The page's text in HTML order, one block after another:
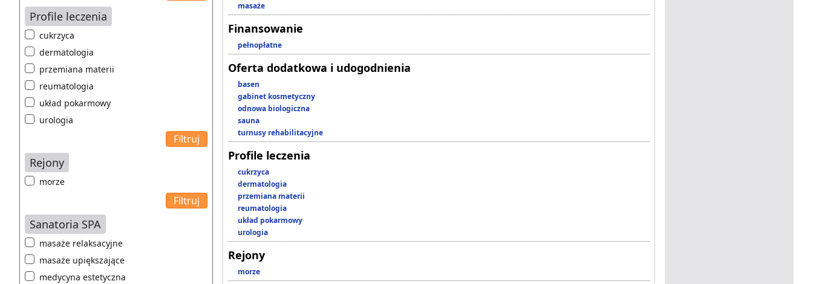
Profile leczenia
cukrzyca
dermatologia
przemiana materii
reumatologia
układ pokarmowy
urologia
Rejony
morze
Sanatoria SPA
masaże relaksacyjne
masaże upiększające
medycyna estetyczna
masaże
Finansowanie
pełnopłatne
Oferta dodatkowa i udogodnienia
basen
gabinet kosmetyczny
odnowa biologiczna
sauna
turnusy rehabilitacyjne
Profile leczenia
cukrzyca
dermatologia
przemiana materii
reumatologia
układ pokarmowy
urologia
Rejony
morze